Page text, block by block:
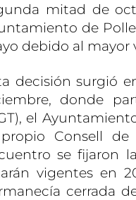
mitad de
de
debido al mayor
decisión surgió
donde
el
Consell de
se fijaron
vigentes en
cerrada